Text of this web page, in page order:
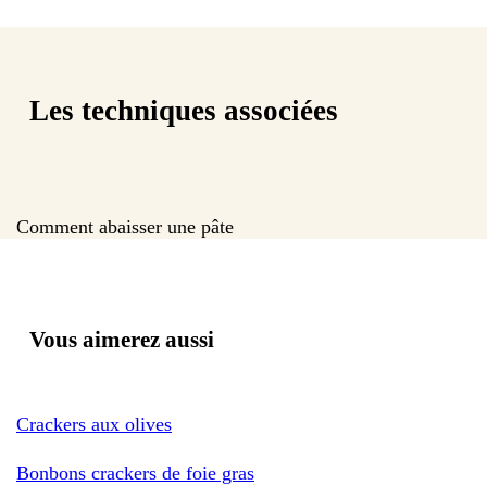
Les techniques associées
Comment abaisser une pâte
Vous aimerez aussi
Crackers aux olives
Bonbons crackers de foie gras